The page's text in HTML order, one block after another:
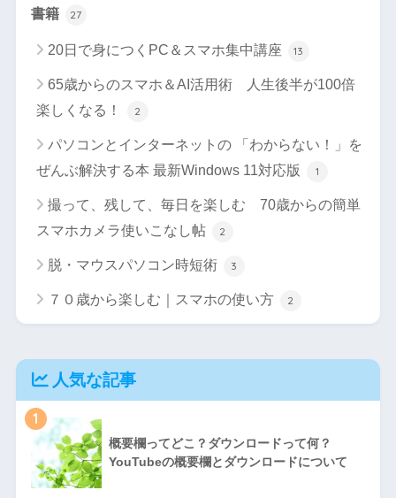
書籍 27
20日で身につくPC＆スマホ集中講座 13
65歳からのスマホ＆AI活用術 人生後半が100倍
楽しくなる！
2
パソコンとインターネットの 「わからない！」を
ぜんぶ解決する本 最新Windows 11対応版
1
撮って、残して、毎日を楽しむ 70歳からの簡単
スマホカメラ使いこなし帖
2
脱・マウスパソコン時短術 3
７０歳から楽しむ｜スマホの使い方 2
人気な記事
1
概要欄ってどこ？ダウンロードって何？
YouTubeの概要欄とダウンロードについて